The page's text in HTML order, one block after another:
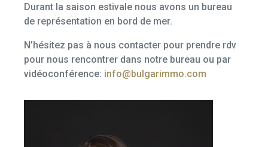
Durant la saison estivale nous avons un bureau
de représentation en bord de mer.
N’hésitez pas à nous contacter pour prendre rdv
pour nous rencontrer dans notre bureau ou par
vidéoconférence: info@bulgarimmo.com